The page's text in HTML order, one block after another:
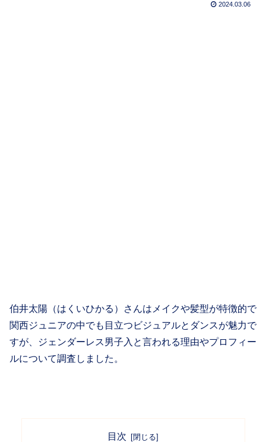
2024.03.06
伯井太陽（はくいひかる）さんはメイクや髪型が特徴的で
関西ジュニアの中でも目立つビジュアルとダンスが魅力で
すが、ジェンダーレス男子入と言われる理由やプロフィー
ルについて調査しました。
目次